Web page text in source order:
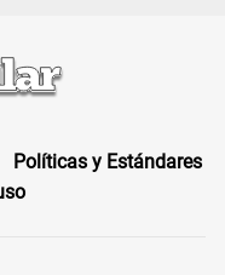
Políticas y Estándares